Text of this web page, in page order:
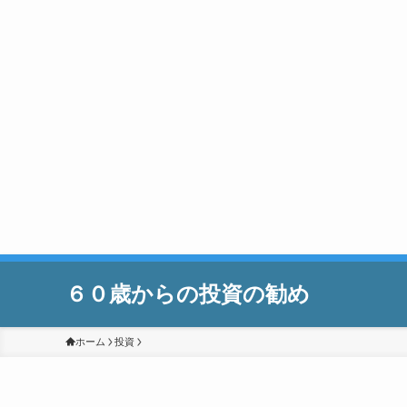
６０歳からの投資の勧め
ホーム 投資